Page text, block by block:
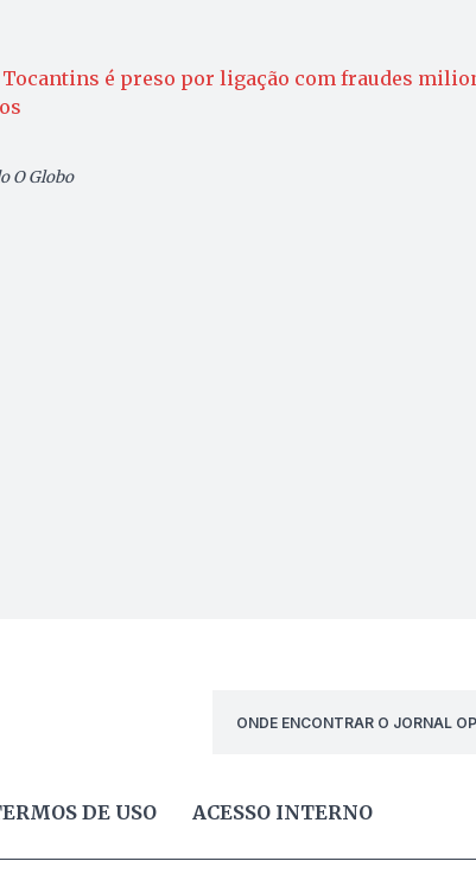
é preso por ligação com fraudes
O Globo
ONDE ENCONTRAR O JORNAL
DE USO ACESSO INTERNO